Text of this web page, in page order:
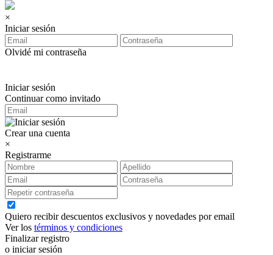
×
Iniciar sesión
Olvidé mi contraseña
Iniciar sesión
Continuar como invitado
Crear una cuenta
×
Registrarme
Quiero recibir descuentos exclusivos y novedades por email
Ver los términos y condiciones
Finalizar registro
o iniciar sesión